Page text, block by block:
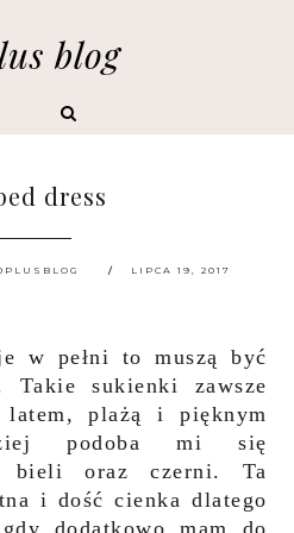
blog
dress
LIPCA 19, 2017
w pełni to muszą być
Takie sukienki zawsze
plażą i pięknym
podoba mi się
bieli oraz czerni. Ta
i dość cienka dlatego
dodatkowo mam do